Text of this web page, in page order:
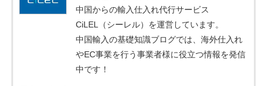
中国からの輸入仕入れ代行サービス
CiLEL（シーレル）を運営しています。
中国輸入の基礎知識ブログでは、海外仕入れ
やEC事業を行う事業者様に役立つ情報を発信
中です！